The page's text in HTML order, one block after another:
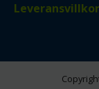
Leveransvillkor